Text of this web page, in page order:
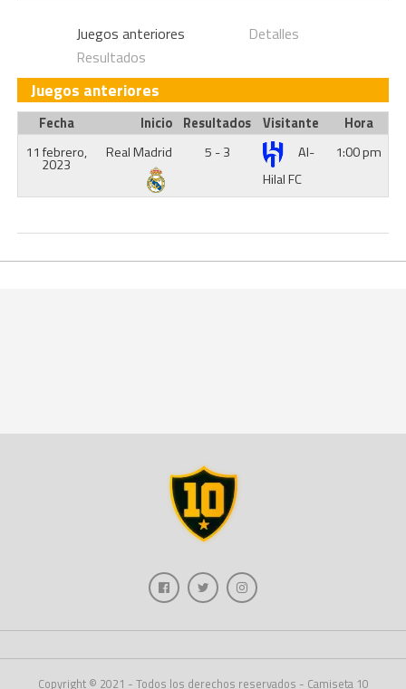
Juegos anteriores
Detalles
Resultados
Juegos anteriores
Fecha Inicio Resultados Visitante
Hora
11 febrero,
2023
Real Madrid 5 - 3
Al-
Hilal FC
1:00 pm
Copyright © 2021 - Todos los derechos reservados - Camiseta 10